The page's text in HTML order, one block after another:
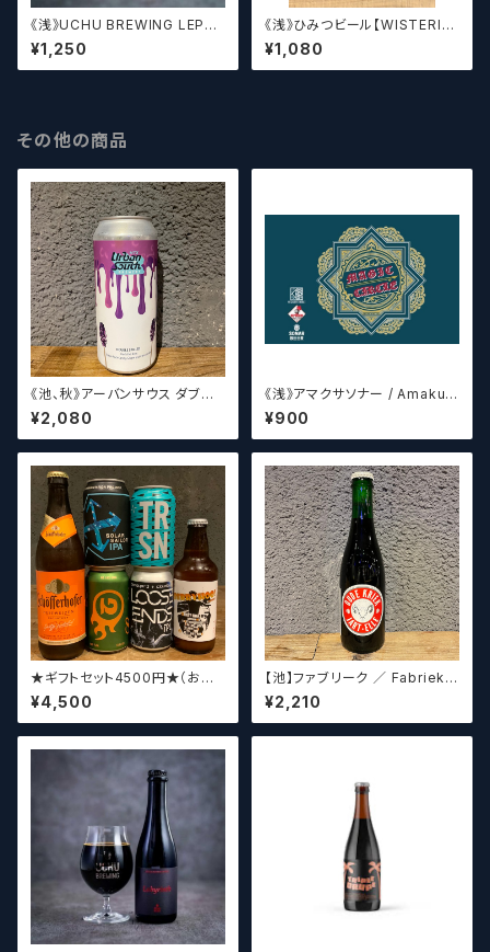
《浅》UCHU BREWING LEPT
ON【クラフトビール】
¥1,250
《浅》ひみつビール【WISTERIA】
／ ウィステリア
¥1,080
その他の商品
《池、秋》アーバンサウス ダブル
スピルド ロックザボート / Urba
n South HTX Double Spille
d: Rock the Boat【クラフトビ
¥2,080
《浅》アマクサソナー / Amakus
a sonar MAGIC CIRCLE 【ク
ラフトビールシザーズ】
¥900
★ギフトセット4500円★（お好
みに合わせて5〜6本チョイスさ
せていただきます）【クラフトビー
ル】
¥4,500
【池】ファブリーク ／ Fabriek
Oude Kriek Jart - Elle 37
5ml
¥2,210